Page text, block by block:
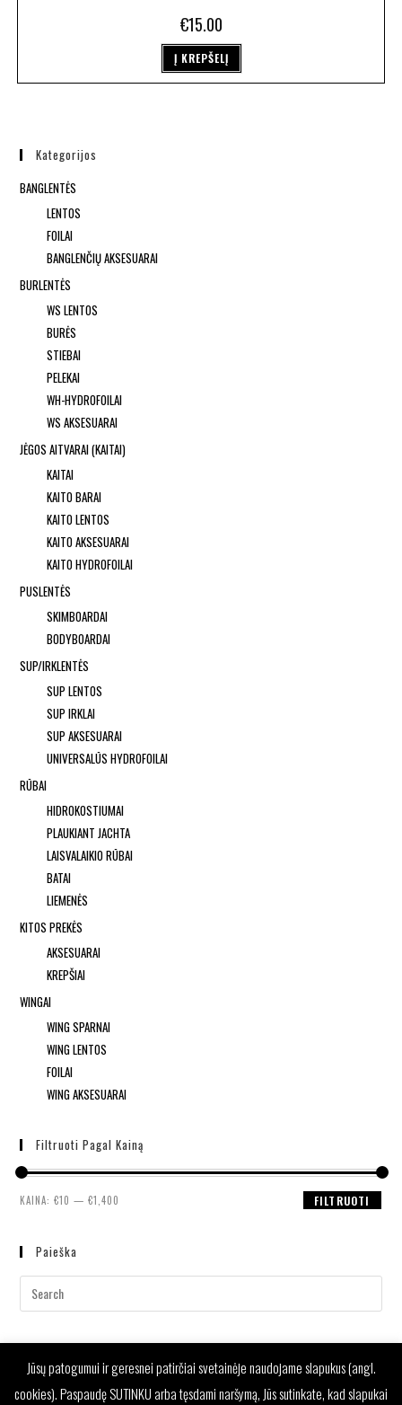
€15.00
Į KREPŠELĮ
Kategorijos
BANGLENTĖS
LENTOS
FOILAI
BANGLENČIŲ AKSESUARAI
BURLENTĖS
WS LENTOS
BURĖS
STIEBAI
PELEKAI
WH-HYDROFOILAI
WS AKSESUARAI
JĖGOS AITVARAI (KAITAI)
KAITAI
KAITO BARAI
KAITO LENTOS
KAITO AKSESUARAI
KAITO HYDROFOILAI
PUSLENTĖS
SKIMBOARDAI
BODYBOARDAI
SUP/IRKLENTĖS
SUP LENTOS
SUP IRKLAI
SUP AKSESUARAI
UNIVERSALŪS HYDROFOILAI
RŪBAI
HIDROKOSTIUMAI
PLAUKIANT JACHTA
LAISVALAIKIO RŪBAI
BATAI
LIEMENĖS
KITOS PREKĖS
AKSESUARAI
KREPŠIAI
WINGAI
WING SPARNAI
WING LENTOS
FOILAI
WING AKSESUARAI
Filtruoti Pagal Kainą
FILTRUOTI
KAINA:€10 —€1,400
Paieška
Jūsų patogumui ir geresnei patirčiai svetainėje naudojame slapukus (angl.
cookies). Paspaudę SUTINKU arba tęsdami naršymą, Jūs sutinkate, kad slapukai